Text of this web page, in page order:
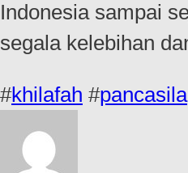
Indonesia sampai
segala kelebihan
#khilafah #pancasila